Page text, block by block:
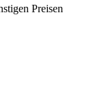
Preisen